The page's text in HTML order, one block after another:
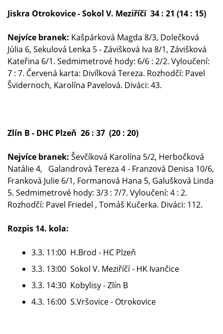
Jiskra Otrokovice - Sokol V. Meziříčí 34 : 21 (14 : 15)
Nejvíce branek: Kašpárková Magda 8/3, Dolečková
Júlia 6, Sekulová Lenka 5 - Závišková Iva 8/1, Závišková
Kateřina 6/1. Sedmimetrové hody: 6/6 : 2/2. Vyloučení:
7 : 7. Červená karta: Divílková Tereza. Rozhodčí: Pavel
Švidernoch, Karolína Pavelová. Diváci: 43.
Zlín B - DHC Plzeň 26 : 37 (20 : 20)
Nejvíce branek: Ševčíková Karolína 5/2, Herbočková
Natálie 4, Galandrová Tereza 4 - Franzová Denisa 10/6,
Franková Julie 6/1, Formanová Hana 5, Galušková Linda
5. Sedmimetrové hody: 3/3 : 7/7. Vyloučení: 4 : 2.
Rozhodčí: Pavel Friedel , Tomáš Kučerka. Diváci: 112.
Rozpis 14. kola:
3.3. 11:00 H.Brod - HC Plzeň
3.3. 13:00 Sokol V. Meziříčí - HK Ivančice
3.3. 14:30 Kobylisy - Zlín B
4.3. 16:00 S.Vršovice - Otrokovice